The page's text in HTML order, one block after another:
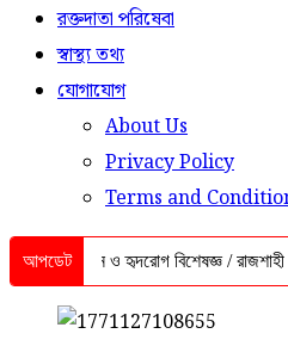
রক্তদাতা পরিষেবা
স্বাস্থ্য তথ্য
যোগাযোগ
About Us
Privacy Policy
Terms and
আপডেটও হৃদরোগ বিশেষজ্ঞ / রাজশাহী